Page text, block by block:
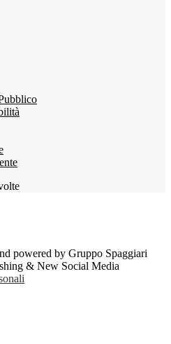
powered by Gruppo Spaggiari
& New Social Media